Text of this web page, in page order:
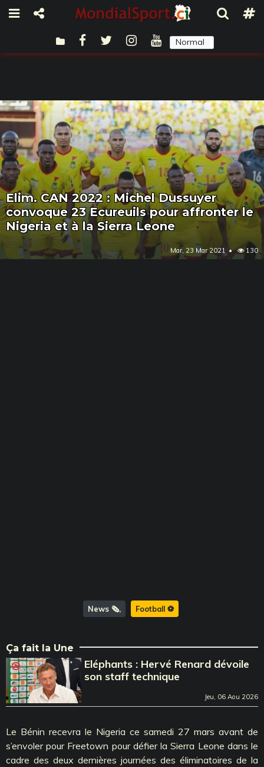
Normal
Elim. CAN 2022 : Michel Dussuyer
convoque 23 Ecureuils pour affronter le
Nigeria et à la Sierra Leone
Mar, 23 Mar 2021 130
News 🗞️ Football ⚽️
Ça fait la Une
Eléphants : Hervé Renard dévoile
son staff technique
Jeu, 06 Aou 2026
Le Bénin recevra le Nigeria ce samedi 27 mars avant de
s’envoler pour Freetown pour défier la Sierra Leone dans le
cadre des deux dernières journées des éliminatoires de la